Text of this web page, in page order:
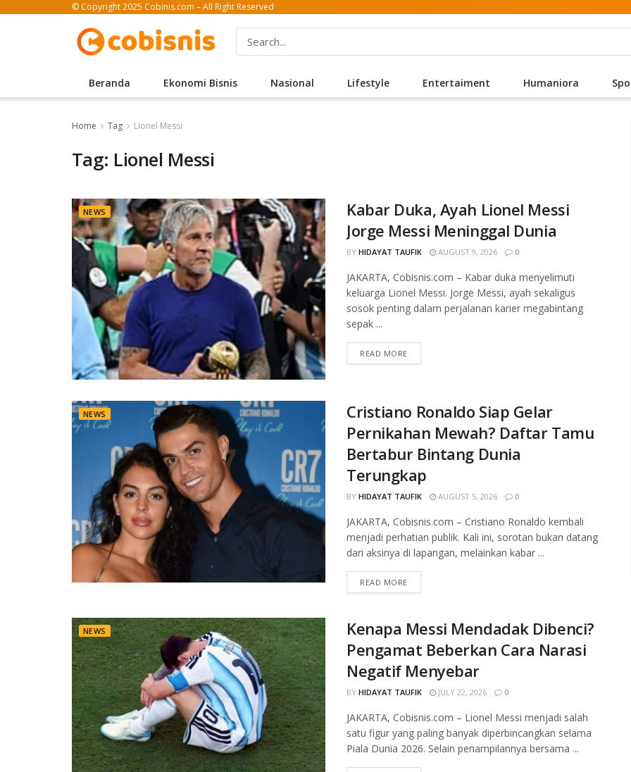
© Copyright 2025 Cobinis.com – All Right Reserved
Beranda Ekonomi Bisnis Nasional Lifestyle Entertaiment Humaniora
Home Tag Lionel Messi
Tag: Lionel Messi
NEWS
Kabar Duka, Ayah Lionel Messi
Jorge Messi Meninggal Dunia
BY HIDAYAT TAUFIK AUGUST 9, 2026 0
JAKARTA, Cobisnis.com – Kabar duka menyelimuti
keluarga Lionel Messi. Jorge Messi, ayah sekaligus
sosok penting dalam perjalanan karier megabintang
sepak ...
READ MORE
NEWS
Cristiano Ronaldo Siap Gelar
Pernikahan Mewah? Daftar Tamu
Bertabur Bintang Dunia
Terungkap
BY HIDAYAT TAUFIK AUGUST 5, 2026 0
JAKARTA, Cobisnis.com – Cristiano Ronaldo kembali
menjadi perhatian publik. Kali ini, sorotan bukan datang
dari aksinya di lapangan, melainkan kabar ...
READ MORE
NEWS
Kenapa Messi Mendadak Dibenci?
Pengamat Beberkan Cara Narasi
Negatif Menyebar
BY HIDAYAT TAUFIK JULY 22, 2026 0
JAKARTA, Cobisnis.com – Lionel Messi menjadi salah
satu figur yang paling banyak diperbincangkan selama
Piala Dunia 2026. Selain penampilannya bersama ...